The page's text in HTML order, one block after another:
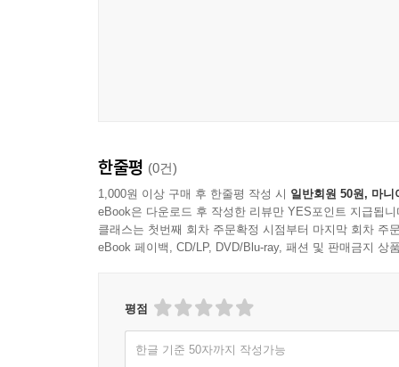
한줄평 (0건)
1,000원 이상 구매 후 한줄평 작성 시 일반회원 50원, 마니
eBook은 다운로드 후 작성한 리뷰만 YES포인트 지급됩니
클래스는 첫번째 회차 주문확정 시점부터 마지막 회차 주
eBook 페이백, CD/LP, DVD/Blu-ray, 패션 및 판매금지 상
평점
한글 기준 50자까지 작성가능